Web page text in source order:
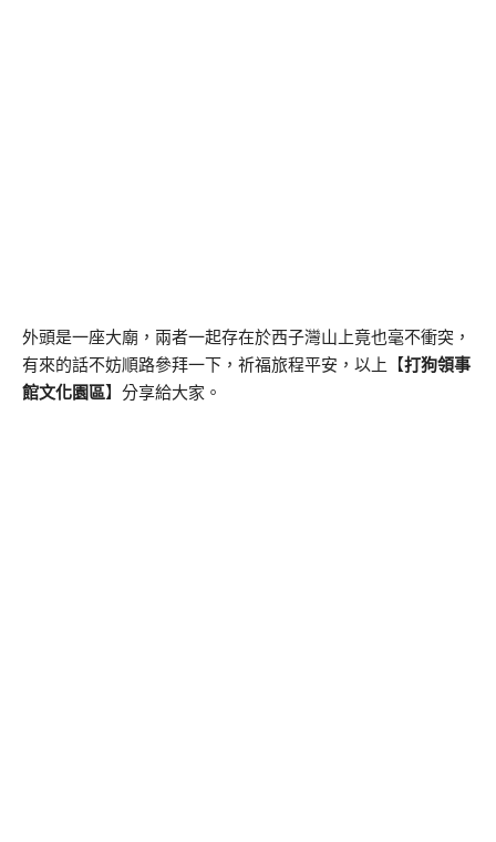
外頭是一座大廟，兩者一起存在於西子灣山上竟也毫不衝突，
有來的話不妨順路參拜一下，祈福旅程平安，以上【打狗領事
館文化園區】分享給大家。